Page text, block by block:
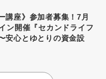
講座》参加者募集！7月
ン開催『セカンドライフ
安心とゆとりの資金設